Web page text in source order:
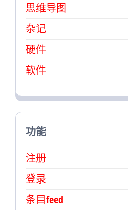
思维导图
杂记
硬件
软件
功能
注册
登录
条目feed